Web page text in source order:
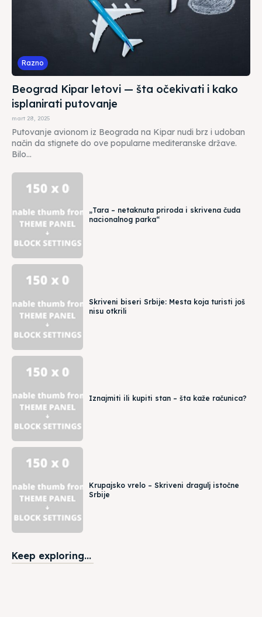
Razno
Beograd Kipar letovi — šta očekivati i kako
isplanirati putovanje
mart 28, 2025
Putovanje avionom iz Beograda na Kipar nudi brz i udoban
način da stignete do ove popularne mediteranske države.
Bilo...
„Tara – netaknuta priroda i skrivena čuda
nacionalnog parka“
Skriveni biseri Srbije: Mesta koja turisti još
nisu otkrili
Iznajmiti ili kupiti stan – šta kaže računica?
Krupajsko vrelo – Skriveni dragulj istočne
Srbije
Keep exploring...